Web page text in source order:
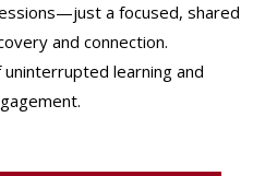
a focused, shared
and connection.
uninterrupted learning and